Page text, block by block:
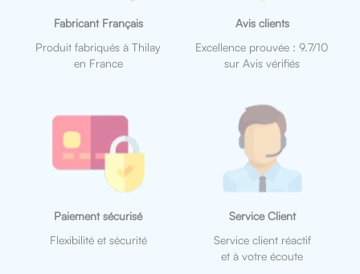
Fabricant Français
Produit fabriqués à Thilay
en France
Avis clients
Excellence prouvée : 9.7/10
sur Avis vérifiés
Paiement sécurisé
Flexibilité et sécurité
Service Client
Service client réactif
et à votre écoute